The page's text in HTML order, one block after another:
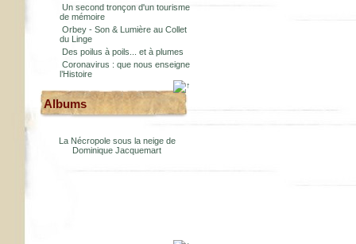
Un second tronçon d'un tourisme
de mémoire
Orbey - Son & Lumière au Collet
du Linge
Des poilus à poils... et à plumes
Coronavirus : que nous enseigne
l’Histoire
Albums
La Nécropole sous la neige de
Dominique Jacquemart